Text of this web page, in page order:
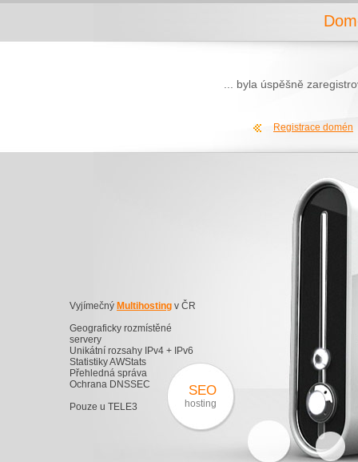
... byla úspěšně
Registrace domén
Vyjímečný Multihosting v ČR
Geograficky rozmístěné
servery
Unikátní rozsahy IPv4 + IPv6
Statistiky AWStats
Přehledná správa
Ochrana DNSSEC
Pouze u TELE3
SEO
hosting